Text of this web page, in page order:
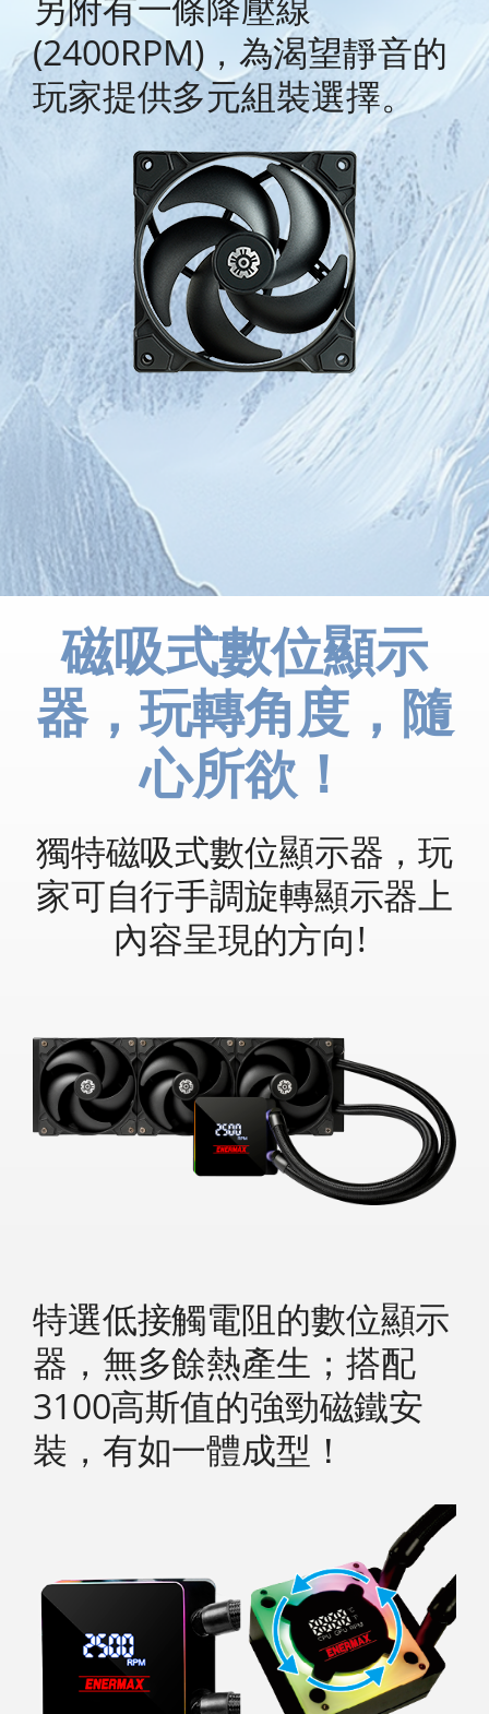
(2400RPM)，為渴望靜音的
玩家提供多元組裝選擇。
磁吸式數位顯示
器，玩轉角度，隨
心所欲！
獨特磁吸式數位顯示器，玩
家可自行手調旋轉顯示器上
內容呈現的方向!
特選低接觸電阻的數位顯示
器，無多餘熱產生；搭配
3100高斯值的強勁磁鐵安
裝，有如一體成型！